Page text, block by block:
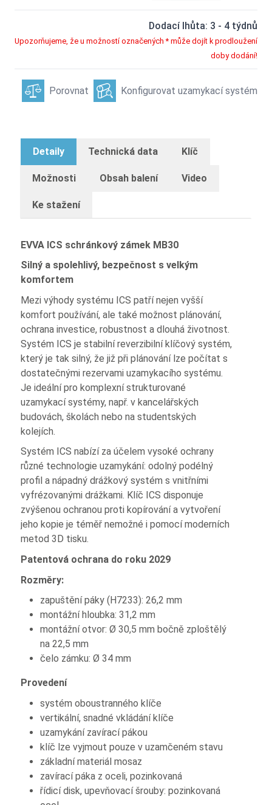
Dodací lhůta: 3 - 4 týdnů
Upozorňujeme, že u možností označených * může dojít k prodloužení
doby dodání!
Porovnat Konfigurovat uzamykací systém
Detaily Technická data Klíč
Možnosti Obsah balení Video
Ke stažení
EVVA ICS schránkový zámek MB30
Silný a spolehlivý, bezpečnost s velkým
komfortem
Mezi výhody systému ICS patří nejen vyšší
komfort používání, ale také možnost plánování,
ochrana investice, robustnost a dlouhá životnost.
Systém ICS je stabilní reverzibilní klíčový systém,
který je tak silný, že již při plánování lze počítat s
dostatečnými rezervami uzamykacího systému.
Je ideální pro komplexní strukturované
uzamykací systémy, např. v kancelářských
budovách, školách nebo na studentských
kolejích.
Systém ICS nabízí za účelem vysoké ochrany
různé technologie uzamykání: odolný podélný
profil a nápadný drážkový systém s vnitřními
vyfrézovanými drážkami. Klíč ICS disponuje
zvýšenou ochranou proti kopírování a vytvoření
jeho kopie je téměř nemožné i pomocí moderních
metod 3D tisku.
Patentová ochrana do roku 2029
Rozměry:
zapuštění páky (H7233): 26,2 mm
montážní hloubka: 31,2 mm
montážní otvor: Ø 30,5 mm bočně zploštělý
na 22,5 mm
čelo zámku: Ø 34 mm
Provedení
systém oboustranného klíče
vertikální, snadné vkládání klíče
uzamykání zavírací pákou
klíč lze vyjmout pouze v uzamčeném stavu
základní materiál mosaz
zavírací páka z oceli, pozinkovaná
řídicí disk, upevňovací šrouby: pozinkovaná